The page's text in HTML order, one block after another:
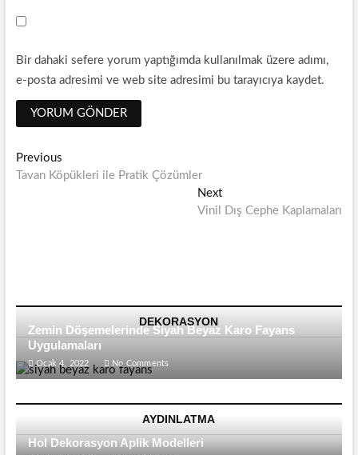
Bir dahaki sefere yorum yaptığımda kullanılmak üzere adımı,
e-posta adresimi ve web site adresimi bu tarayıcıya kaydet.
Yazı
dolaşımı
PreviousPrevious
post:
Tavan Köpükleri ile Pratik Çözümler
NextNext
post:
Vinil Dış Cephe Kaplamaları
DEKORASYON
Zemin Döşemelerinde Siyah Beyaz Karo Fayans
Uygulamaları
Ocak 4, 2022 No Comments
AYDINLATMA
Hol Dekorasyon Aplik Modelleri